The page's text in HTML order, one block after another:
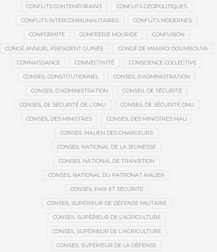
CONFLITS CONTEMPORAINS CONFLITS GÉOPOLITIQUES
CONFLITS INTERCOMMUNAUTAIRES CONFLITS MODERNES
CONFORMITÉ CONFRÉRIE MOURIDE CONFUSION
CONGÉ ANNUEL PRÉSIDENT GUINÉE CONGÉ DE MAMADI DOUMBOUYA
CONNAISSANCE CONNECTIVITÉ CONSCIENCE COLLECTIVE
CONSEIL CONSTITUTIONNEL CONSEIL D’ADMINISTRATION
CONSEIL D'ADMINISTRATION CONSEIL DE SÉCURITÉ
CONSEIL DE SÉCURITÉ DE L'ONU CONSEIL DE SÉCURITÉ ONU
CONSEIL DES MINISTRES CONSEIL DES MINISTRES MALI
CONSEIL MALIEN DES CHARGEURS
CONSEIL NATIONAL DE LA JEUNESSE
CONSEIL NATIONAL DE TRANSITION
CONSEIL NATIONAL DU PATRONAT MALIEN
CONSEIL PAIX ET SÉCURITÉ
CONSEIL SUPÉRIEUR DE DÉFENSE MILITAIRE
CONSEIL SUPÉRIEUR DE L’AGRICULTURE
CONSEIL SUPÉRIEUR DE L'AGRICULTURE
CONSEIL SUPÉRIEUR DE LA DÉFENSE